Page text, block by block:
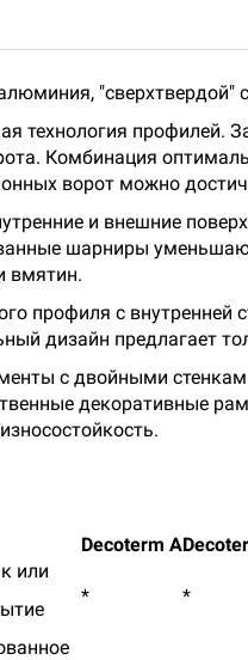
"сверхтвердой"
технология профилей.
Комбинация
ворот можно
и внешние
шарниры
вмятин.
профиля с внутренней
дизайн предлагает
с двойными
декоративные
Decoterm A
или
* *